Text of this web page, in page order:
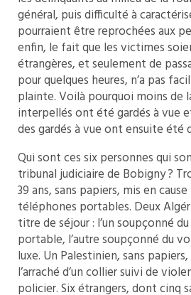
général, puis difficulté à
pourraient être reprochées aux
enfin, le fait que les victimes
étrangères, et seulement de
pour quelques heures, n’a pas
plainte. Voilà pourquoi moins de
interpellés ont été gardés à vue
des gardés à vue ont ensuite été
Qui sont ces six personnes qui
tribunal judiciaire de Bobigny ?
39 ans, sans papiers, mis en
téléphones portables. Deux
titre de séjour : l’un soupçonné
portable, l’autre soupçonné du
luxe. Un Palestinien, sans
l’arraché d’un collier suivi de
policier. Six étrangers, dont cinq